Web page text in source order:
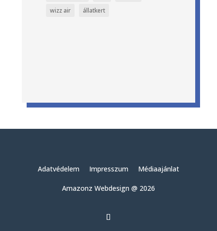
wizz air
állatkert
Adatvédelem Impresszum Médiaajánlat
Amazonz Webdesign @ 2026